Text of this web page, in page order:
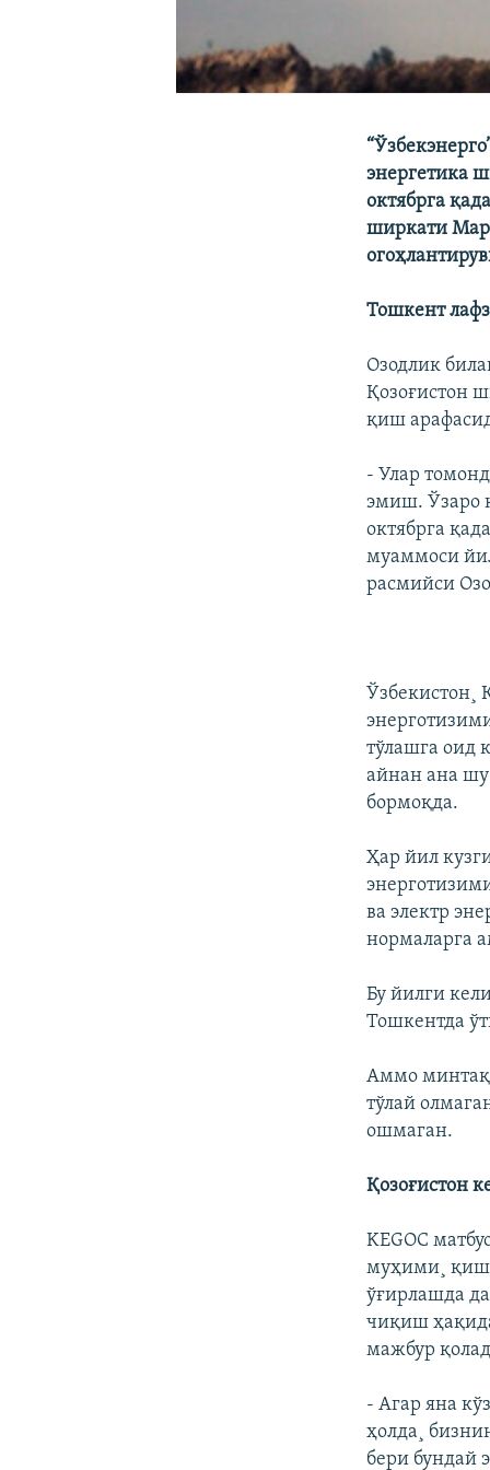
энергетика
октябрга
ширкати
Тошкент
Озодлик
Қозоғистон
қиш
- Улар
эмиш. Ўзаро
октябрга
муаммоси
расмийси
Ўзбекистон¸
тўлашга оид
айнан ана шу
бормоқда.
Ҳар йил
ва электр
нормаларга
Бу йилги
Тошкентда
Аммо
тўлай
ошмаган.
Қозоғистон
KEGOC
муҳими¸
ўғирлашда
чиқиш
мажбур
- Агар яна
ҳолда¸
бери бундай